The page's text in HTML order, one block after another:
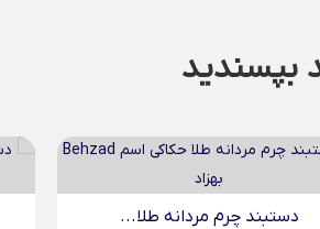
بپسندید
دستبند چرم مردانه طلا...